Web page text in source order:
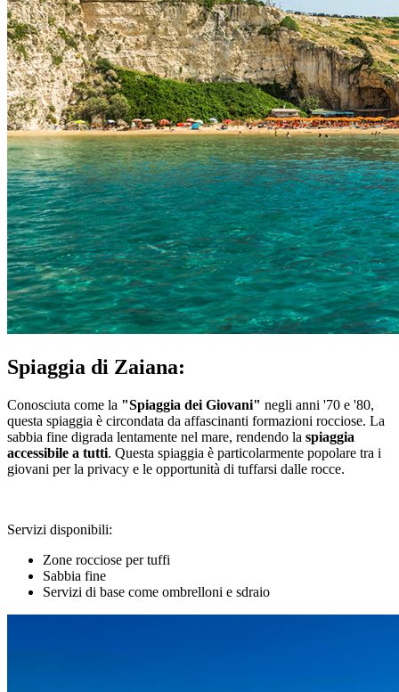
Spiaggia di Zaiana:
Conosciuta come la "Spiaggia dei Giovani" negli anni '70 e '80,
questa spiaggia è circondata da affascinanti formazioni rocciose. La
sabbia fine digrada lentamente nel mare, rendendo la spiaggia
accessibile a tutti. Questa spiaggia è particolarmente popolare tra i
giovani per la privacy e le opportunità di tuffarsi dalle rocce.
Servizi disponibili:
Zone rocciose per tuffi
Sabbia fine
Servizi di base come ombrelloni e sdraio